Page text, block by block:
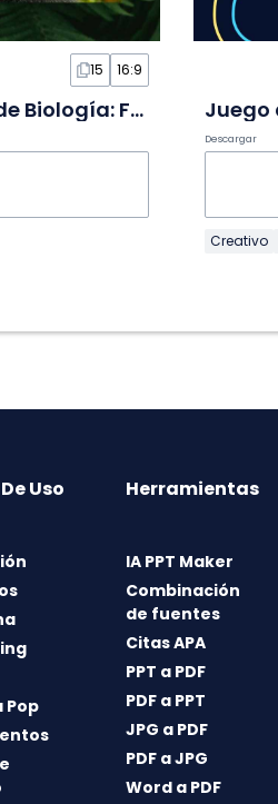
15 16:9
Diapositivas Minimalistas de Biología: Fauna de la Selva Tropical
Descargar
Creativo
Uso
Pop
Herramientas
IA PPT Maker
Combinación
de fuentes
Citas APA
PPT a PDF
PDF a PPT
JPG a PDF
PDF a JPG
Word a PDF